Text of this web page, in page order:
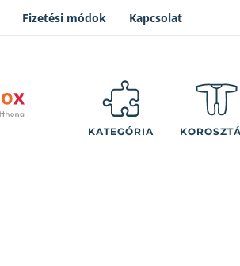
Fizetési módok Kapcsolat
KATEGÓRIA